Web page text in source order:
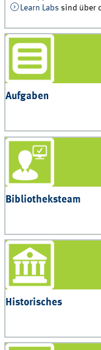
Learn Labs sind über
Aufgaben
Bibliotheksteam
Historisches